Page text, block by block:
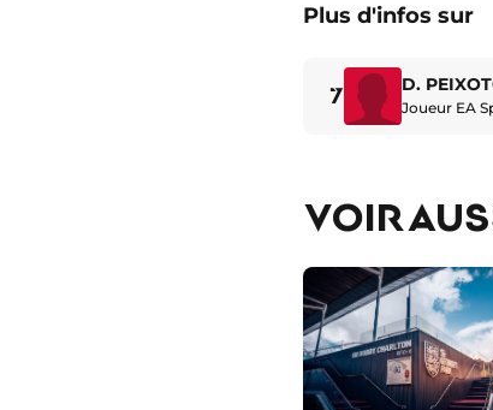
Plus d'infos sur
7 D.
Joueur EA
VOIR